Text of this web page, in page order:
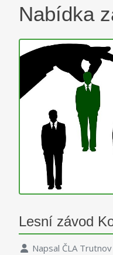
Nabídka
Lesní závod
Napsal ČLA Trutnov